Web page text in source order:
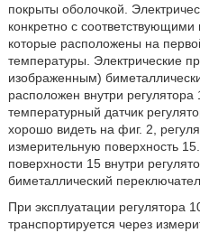
покрыты оболочкой.
конкретно с
которые расположены на
температуры. Электрические
изображенным)
расположен внутри
температурный датчик
хорошо видеть на фиг. 2,
измерительную поверхность
поверхности 15 внутри
биметаллический
При эксплуатации регулятора
транспортируется через